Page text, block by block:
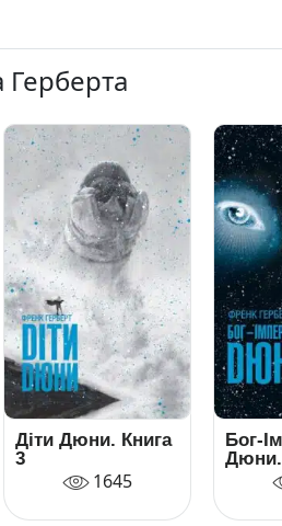
Герберта
Діти Дюни. Книга
3
1645
Бог-
Дюни.